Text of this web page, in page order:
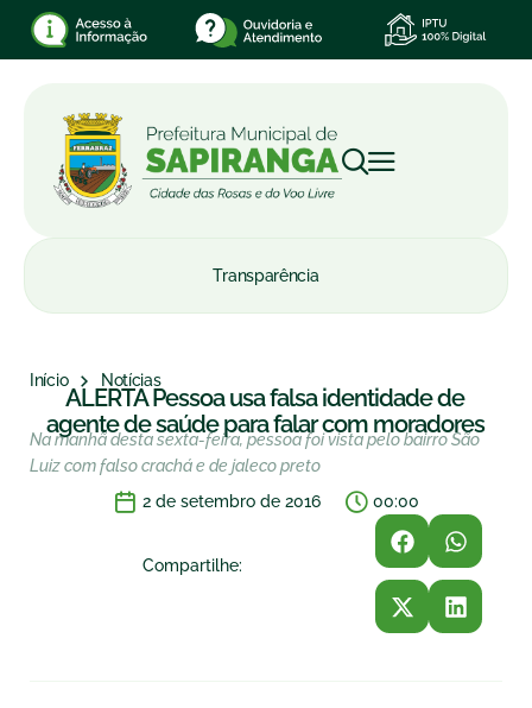
Transparência
Início Notícias
ALERTA Pessoa usa falsa identidade de
agente de saúde para falar com moradores
Na manhã desta sexta-feira, pessoa foi vista pelo bairro São
Luiz com falso crachá e de jaleco preto
2 de setembro de 2016
00:00
Compartilhe: